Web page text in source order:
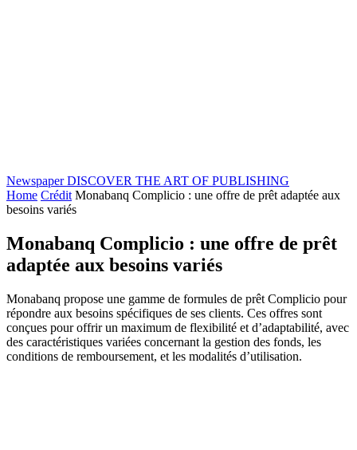
Newspaper DISCOVER THE ART OF PUBLISHING
Home Crédit Monabanq Complicio : une offre de prêt adaptée aux
besoins variés
Monabanq Complicio : une offre de prêt
adaptée aux besoins variés
Monabanq propose une gamme de formules de prêt Complicio pour
répondre aux besoins spécifiques de ses clients. Ces offres sont
conçues pour offrir un maximum de flexibilité et d’adaptabilité, avec
des caractéristiques variées concernant la gestion des fonds, les
conditions de remboursement, et les modalités d’utilisation.